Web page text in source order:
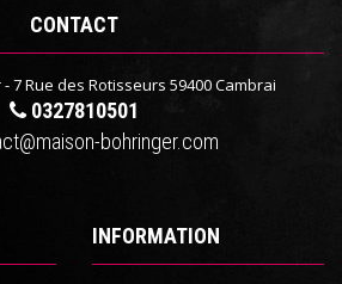
CONTACT
7 Rue des Rotisseurs 59400 Cambrai
0327810501
bohringer.com
INFORMATION